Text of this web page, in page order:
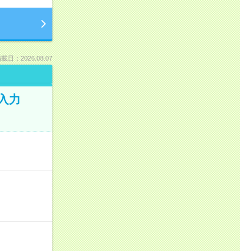
日：2026.08.07
力